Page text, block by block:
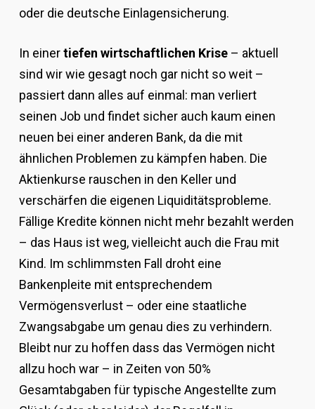
oder die deutsche Einlagensicherung.
In einertiefen wirtschaftlichen Krise– aktuell
sind wir wie gesagt noch gar nicht so weit –
passiert dann alles auf einmal: man verliert
seinen Job und findet sicher auch kaum einen
neuen bei einer anderen Bank, da die mit
ähnlichen Problemen zu kämpfen haben. Die
Aktienkurse rauschen in den Keller und
verschärfen die eigenen Liquiditätsprobleme.
Fällige Kredite können nicht mehr bezahlt werden
– das Haus ist weg, vielleicht auch die Frau mit
Kind. Im schlimmsten Fall droht eine
Bankenpleite mit entsprechendem
Vermögensverlust – oder eine staatliche
Zwangsabgabe um genau dies zu verhindern.
Bleibt nur zu hoffen dass das Vermögen nicht
allzu hoch war – in Zeiten von 50%
Gesamtabgaben für typische Angestellte zum